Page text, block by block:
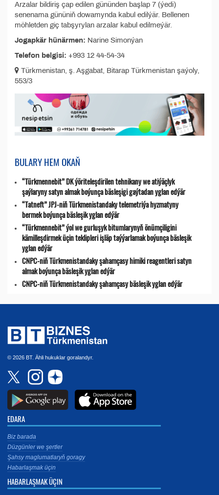
Arzalar bildiriş çap edilen gününden başlap 7 (ýedi)
senenama gününiň dowamynda kabul edilýär. Bellenen
möhletden giç tabşyrylan arzalar kabul edilmeýär.
Jogapkär hünärmen: Narine Simonýan
Telefon belgisi: +993 12 44-54-34
Türkmenistan, ş. Aşgabat, Bitarap Türkmenistan şaýoly,
553/3
BULARY HEM OKAŇ
“Türkmennebit” DK ýöriteleşdirilen tehnikany we atiýäçlyk
şaýlaryny satyn almak boýunça bäsleşigi gaýtadan yglan edýär
“Tatneft” JPJ-niň Türkmenistandaky telemetriýa hyzmatyny
bermek boýunça bäsleşik yglan edýär
“Türkmennebit” ýol we gurluşyk bitumlarynyň önümçiligini
kämilleşdirmek üçin teklipleri işläp taýýarlamak boýunça bäsleşik
yglan edýär
CNPC-niň Türkmenistandaky şahamçasy himiki reagentleri satyn
almak boýunça bäsleşik yglan edýär
CNPC-niň Türkmenistandaky şahamçasy bäsleşik yglan edýär
© 2026 BT. Ähli hukuklar goralandyr.
EDARA
Biz barada
Düzgünler we şertler
Şahsy maglumatlaryň goragy
Habarlaşmak üçin
HABARLAŞMAK ÜÇIN